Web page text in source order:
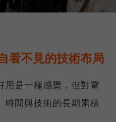
看不見的技術布局
用是一種感覺，但對電
時間與技術的長期累積